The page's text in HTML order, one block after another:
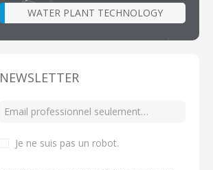
WATER PLANT TECHNOLOGY
NEWSLETTER
Je ne suis pas un robot.